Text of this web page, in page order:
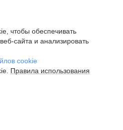
чтобы обеспечивать
сайта и анализировать
cookie
Правила использования